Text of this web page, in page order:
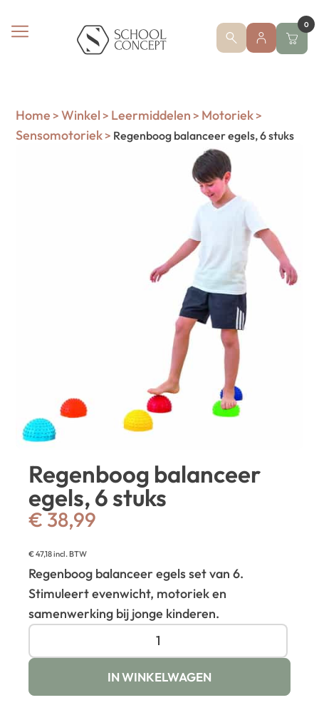
0
Home > Winkel > Leermiddelen > Motoriek>
Sensomotoriek> Regenboog balanceer egels, 6 stuks
Regenboog balanceer
egels, 6 stuks
€38,99
€47,18incl. BTW
Regenboog balanceer egels set van 6.
Stimuleert evenwicht, motoriek en
samenwerking bij jonge kinderen.
IN WINKELWAGEN